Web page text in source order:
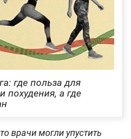
где польза для
похудения, а где
врачи могли упустить